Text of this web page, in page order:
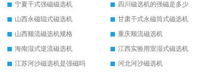
宁夏干式强磁磁选机
四川磁选机的强磁是多少
山西永磁辊式磁选机
甘肃干式永磁筒式磁选机
山西顺流磁选机规格
重庆顺流磁选机
海南湿式逆流磁选机
江西实验用室湿式磁选机
江苏河沙磁选机是强磁吗
河北河沙磁选机